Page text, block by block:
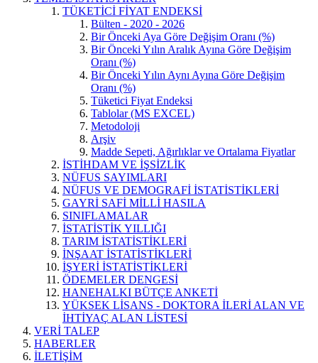
TÜKETİCİ FİYAT ENDEKSİ
Bülten - 2020 - 2026
Bir Önceki Aya Göre Değişim Oranı (%)
Bir Önceki Yılın Aralık Ayına Göre Değişim
Oranı (%)
Bir Önceki Yılın Aynı Ayına Göre Değişim
Oranı (%)
Tüketici Fiyat Endeksi
Tablolar (MS EXCEL)
Metodoloji
Arşiv
Madde Sepeti, Ağırlıklar ve Ortalama Fiyatlar
İSTİHDAM VE İŞSİZLİK
NÜFUS SAYIMLARI
NÜFUS VE DEMOGRAFİ İSTATİSTİKLERİ
GAYRİ SAFİ MİLLİ HASILA
SINIFLAMALAR
İSTATİSTİK YILLIĞI
TARIM İSTATİSTİKLERİ
İNŞAAT İSTATİSTİKLERİ
İŞYERİ İSTATİSTİKLERİ
ÖDEMELER DENGESİ
HANEHALKI BÜTÇE ANKETİ
YÜKSEK LİSANS - DOKTORA İLERİ ALAN VE
İHTİYAÇ ALAN LİSTESİ
VERİ TALEP
HABERLER
İLETİŞİM